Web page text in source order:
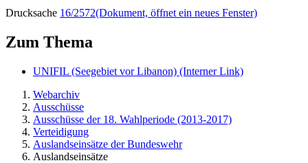
Drucksache 16/2572(Dokument, öffnet ein neues Fenster)
Zum Thema
UNIFIL (Seegebiet vor Libanon) (Interner Link)
Webarchiv
Ausschüsse
Ausschüsse der 18. Wahlperiode (2013-2017)
Verteidigung
Auslandseinsätze der Bundeswehr
Auslandseinsätze